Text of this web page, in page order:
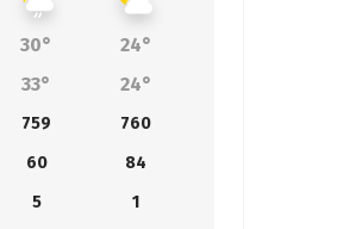
30°
24°
33° 24°
759
760
60
84
5
1